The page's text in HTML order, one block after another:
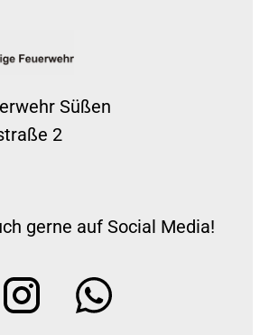
Süßen
2
gerne auf Social Media!